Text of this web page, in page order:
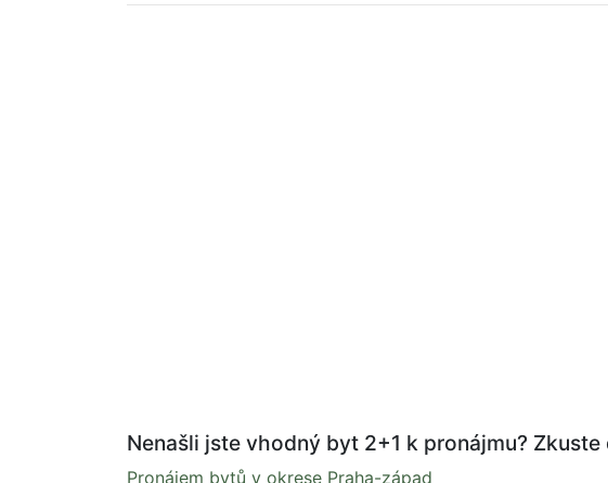
Nenašli jste vhodný byt 2+1 k pronájmu?
Pronájem bytů v okrese Praha-západ